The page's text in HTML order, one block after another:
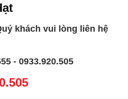
khách vui lòng liên hệ
- 0933.920.505